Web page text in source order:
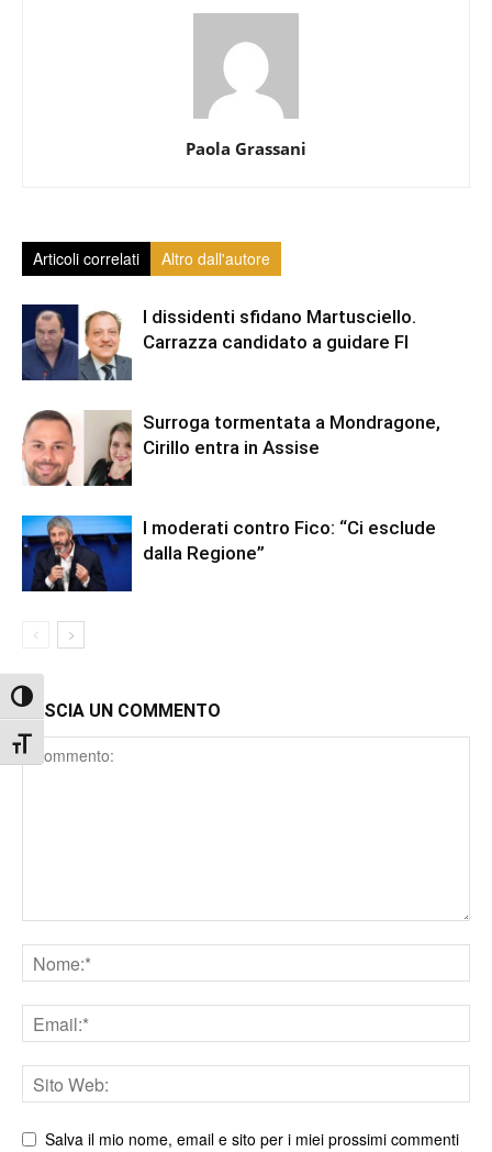
Attiva/disattiva alto contrasto
Attiva/disattiva dimensione testo
Paola Grassani
Articoli correlati Altro dall'autore
I dissidenti sfidano Martusciello.
Carrazza candidato a guidare FI
Surroga tormentata a Mondragone,
Cirillo entra in Assise
I moderati contro Fico: “Ci esclude
dalla Regione”
LASCIA UN COMMENTO
Nome
Email
Sito
web
Salva il mio nome, email e sito per i miei prossimi commenti